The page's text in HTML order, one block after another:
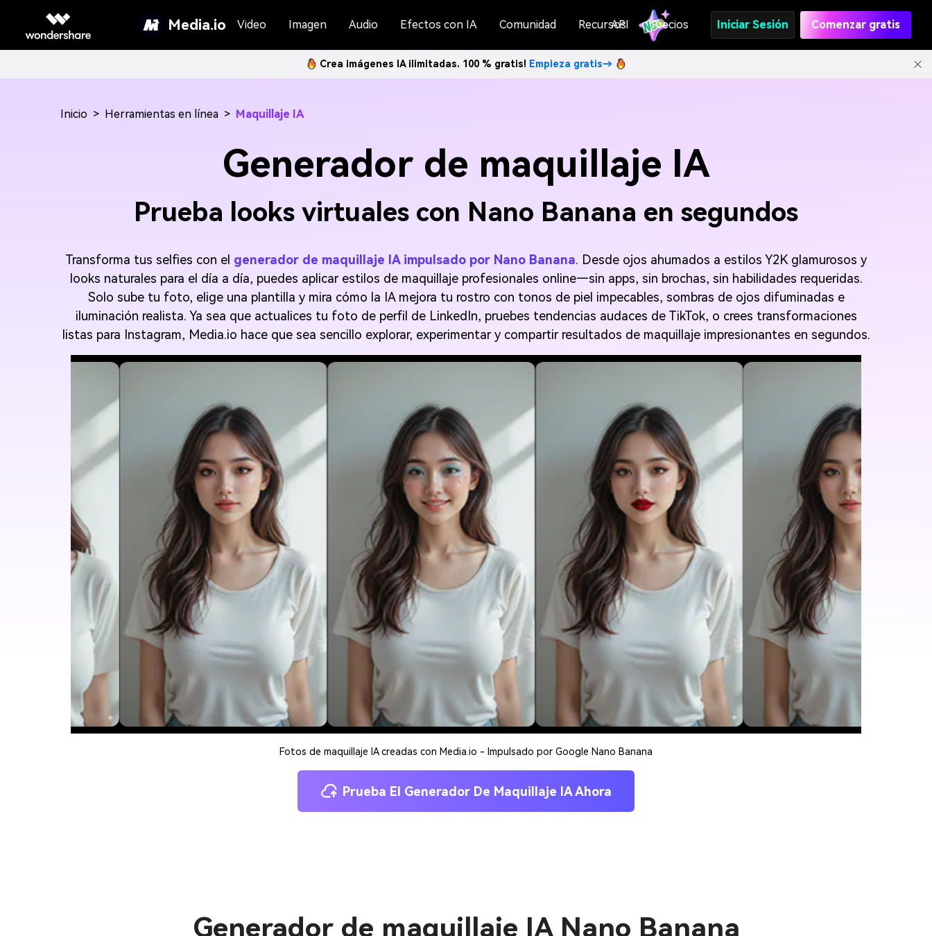
Media.io Video Imagen Audio Efectos con IA Comunidad Recursos
API Precios Iniciar Sesión Comenzar gratis
Crea imágenes IA ilimitadas. 100 % gratis! Empieza gratis→
Inicio > Herramientas en línea > Maquillaje IA
Generador de maquillaje IA
Prueba looks virtuales con Nano Banana en segundos
Transforma tus selfies con el generador de maquillaje IA impulsado por Nano Banana. Desde ojos ahumados a estilos Y2K glamurosos y
looks naturales para el día a día, puedes aplicar estilos de maquillaje profesionales online—sin apps, sin brochas, sin habilidades requeridas.
Solo sube tu foto, elige una plantilla y mira cómo la IA mejora tu rostro con tonos de piel impecables, sombras de ojos difuminadas e
iluminación realista. Ya sea que actualices tu foto de perfil de LinkedIn, pruebes tendencias audaces de TikTok, o crees transformaciones
listas para Instagram, Media.io hace que sea sencillo explorar, experimentar y compartir resultados de maquillaje impresionantes en segundos.
Fotos de maquillaje IA creadas con Media.io - Impulsado por Google Nano Banana
Prueba El Generador De Maquillaje IA Ahora
Generador de maquillaje IA Nano Banana